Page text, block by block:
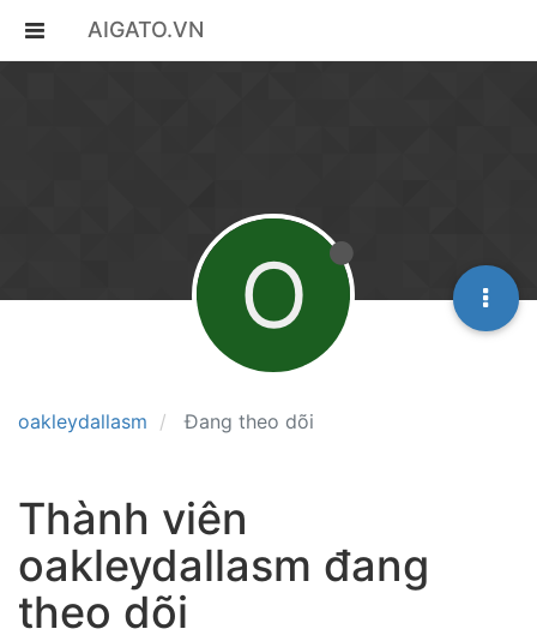
AIGATO.VN
oakleydallasm Đang theo dõi
O
Thành viên
oakleydallasm đang
theo dõi